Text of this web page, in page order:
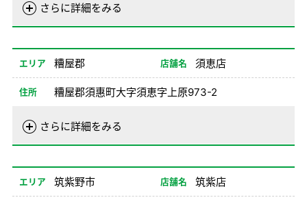
さらに詳細をみる
電話番号 0940-32-0100
08/26-12/31 08:00-20:00
備考
エリア 糟屋郡 店舗名 須恵店
住所 糟屋郡須惠町大字須恵字上原973-2
さらに詳細をみる
電話番号 092-931-0100
08/26-12/31 08:00-20:00
備考
エリア 筑紫野市 店舗名 筑紫店